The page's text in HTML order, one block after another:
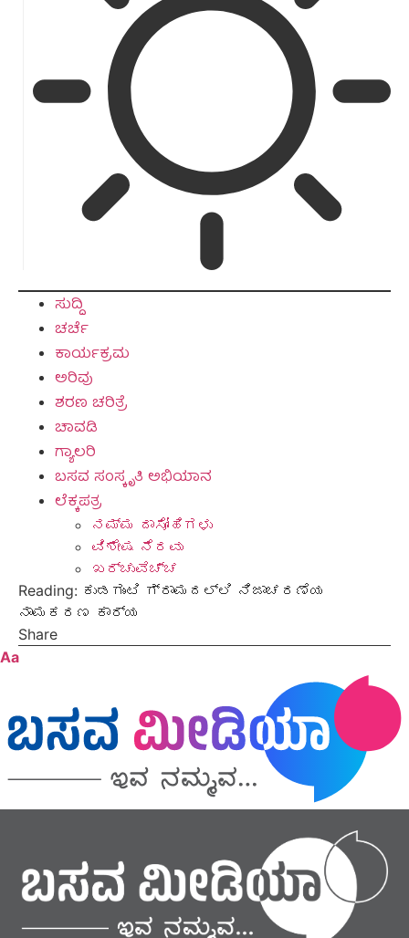
ಸುದ್ದಿ
ಚರ್ಚೆ
ಕಾರ್ಯಕ್ರಮ
ಅರಿವು
ಶರಣ ಚರಿತ್ರೆ
ಚಾವಡಿ
ಗ್ಯಾಲರಿ
ಬಸವ ಸಂಸ್ಕೃತಿ ಅಭಿಯಾನ
ಲೆಕ್ಕಪತ್ರ
ನಮ್ಮ ದಾಸೋಹಿಗಳು
ವಿಶೇಷ ನೆರವು
ಖರ್ಚುವೆಚ್ಚ
Reading: ಕುಡಗುಂಟಿ ಗ್ರಾಮದಲ್ಲಿ ನಿಜಾಚರಣೆಯ
ನಾಮಕರಣ ಕಾರ್ಯ
Share
Aa